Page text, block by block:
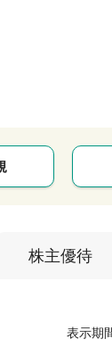
株主優待
表示期